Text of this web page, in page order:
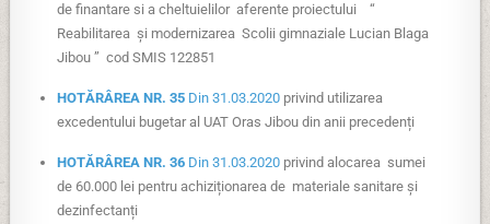
de finantare si a cheltuielilor aferente proiectului “
Reabilitarea și modernizarea Scolii gimnaziale Lucian Blaga
Jibou ” cod SMIS 122851
HOTĂRÂREA NR. 35 Din 31.03.2020 privind utilizarea
excedentului bugetar al UAT Oras Jibou din anii precedenți
HOTĂRÂREA NR. 36 Din 31.03.2020 privind alocarea sumei
de 60.000 lei pentru achiziționarea de materiale sanitare și
dezinfectanți